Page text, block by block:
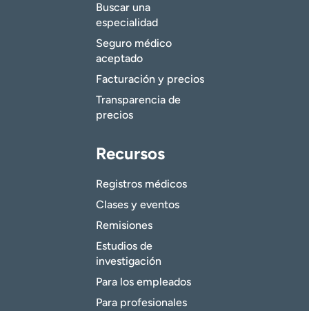
Buscar una
especialidad
Seguro médico
aceptado
Facturación y precios
Transparencia de
precios
Recursos
Registros médicos
Clases y eventos
Remisiones
Estudios de
investigación
Para los empleados
Para profesionales